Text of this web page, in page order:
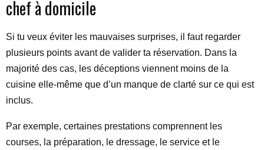
chef à domicile
Si tu veux éviter les mauvaises surprises, il faut regarder
plusieurs points avant de valider ta réservation. Dans la
majorité des cas, les déceptions viennent moins de la
cuisine elle-même que d’un manque de clarté sur ce qui est
inclus.
Par exemple, certaines prestations comprennent les
courses, la préparation, le dressage, le service et le